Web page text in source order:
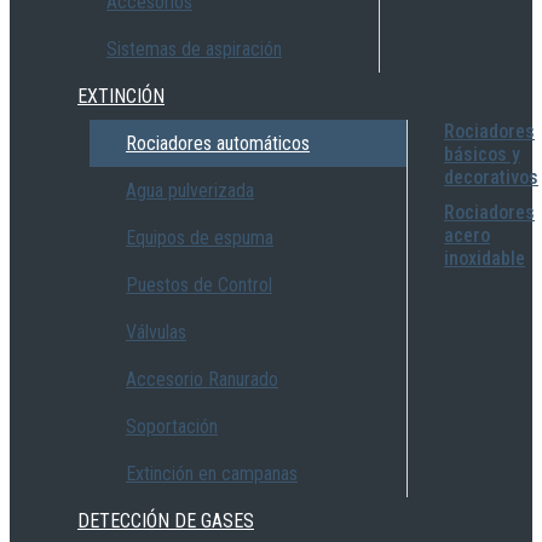
Sistemas de aspiración
EXTINCIÓN
Rociadores automáticos
Agua pulverizada
Equipos de espuma
Puestos de Control
Válvulas
Accesorio Ranurado
Soportación
Extinción en campanas
Rociadores
básicos y
decorativos
Rociadores
acero
inoxidable
DETECCIÓN DE GASES